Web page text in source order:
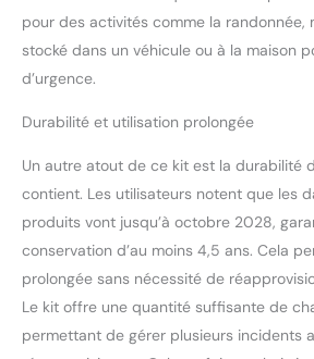
parfait
de plein air
rapide :
notre kit est
seulement
fonction de
mais
couleur
code
premiers
pour des activités comme la randonnée,
stocké dans un véhicule ou à la maison
d’urgence.
Durabilité et utilisation prolongée
Un autre atout de ce kit est la durabilité
contient. Les utilisateurs notent que les
produits vont jusqu’à octobre 2028,
conservation d’au moins 4,5 ans. Cela
prolongée sans nécessité de
Le kit offre une quantité suffisante de
permettant de gérer plusieurs incidents